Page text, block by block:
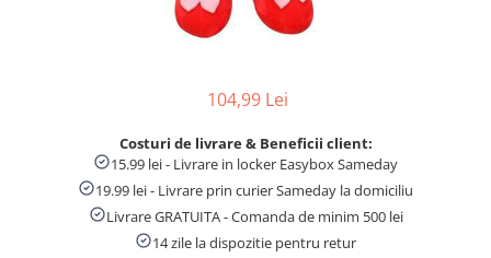
104,99 Lei
Costuri de livrare & Beneficii client:
15.99 lei - Livrare in locker Easybox Sameday
19.99 lei - Livrare prin curier Sameday la domiciliu
Livrare GRATUITA - Comanda de minim 500 lei
14 zile la dispozitie pentru retur